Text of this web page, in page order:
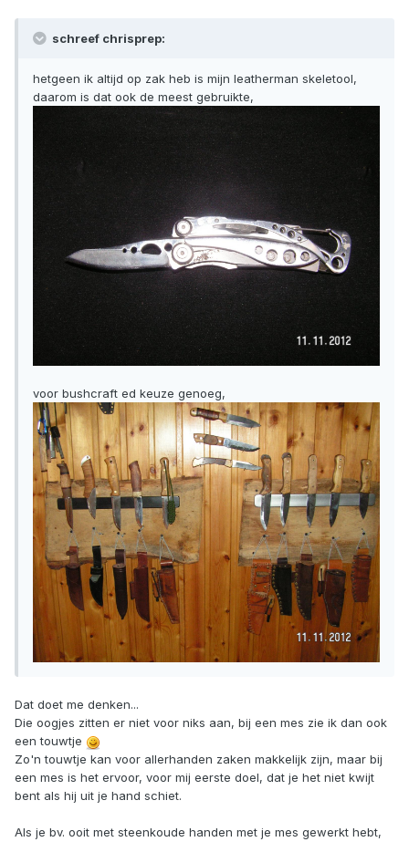
schreef chrisprep:
hetgeen ik altijd op zak heb is mijn leatherman skeletool,
daarom is dat ook de meest gebruikte,
voor bushcraft ed keuze genoeg,
Dat doet me denken...
Die oogjes zitten er niet voor niks aan, bij een mes zie ik dan ook
een touwtje
Zo'n touwtje kan voor allerhanden zaken makkelijk zijn, maar bij
een mes is het ervoor, voor mij eerste doel, dat je het niet kwijt
bent als hij uit je hand schiet.
Als je bv. ooit met steenkoude handen met je mes gewerkt hebt,